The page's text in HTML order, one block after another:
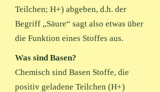
Teilchen; H+) abgeben, d.h. der
Begriff „Säure“ sagt also etwas über
die Funktion eines Stoffes aus.
Was sind Basen?
Chemisch sind Basen Stoffe, die
positiv geladene Teilchen (H+)